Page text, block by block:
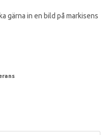
gärna in en bild på markisens